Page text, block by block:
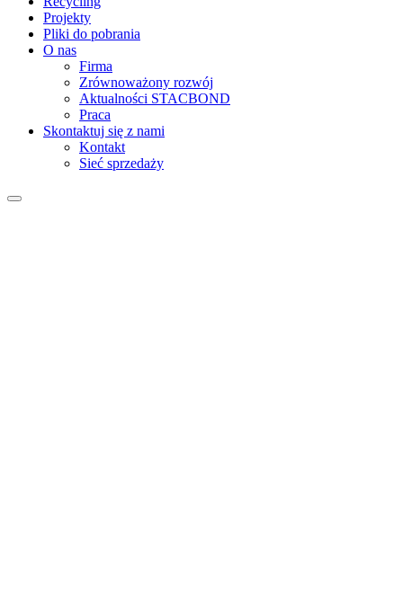
Projekty
Pliki do pobrania
O nas
Firma
Zrównoważony rozwój
Aktualności STACBOND
Praca
Skontaktuj się z nami
Kontakt
Sieć sprzedaży